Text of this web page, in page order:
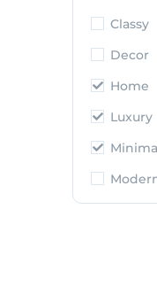
Classy
Decor
Home
Luxury